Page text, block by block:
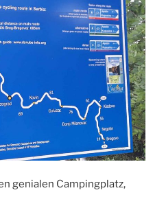
genialen Campingplatz,